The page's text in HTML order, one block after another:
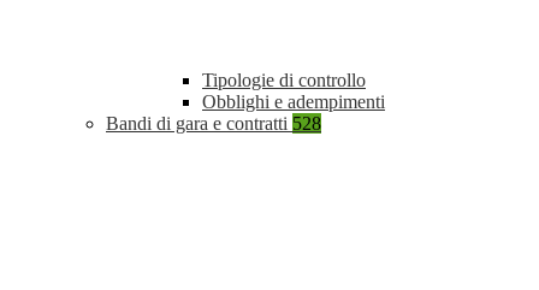
Tipologie di controllo
Obblighi e adempimenti
Bandi di gara e contratti 528